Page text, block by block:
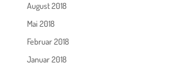
August 2018
Mai 2018
Februar 2018
Januar 2018